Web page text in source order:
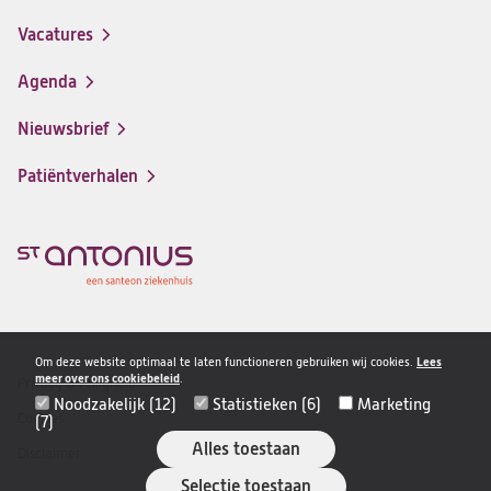
Om deze website optimaal te laten functioneren gebruiken wij cookies. Lees
meer over ons cookiebeleid.
Noodzakelijk (12) Statistieken (6)
Marketing
(7)
Alles toestaan
Selectie toestaan
in
nieuwe
Vacatures
(opent
in
nieuwe
Agenda
Nieuwsbrief
Patiëntverhalen
Disclaimer
navigatie
Privacy & veiligheid
Cookies